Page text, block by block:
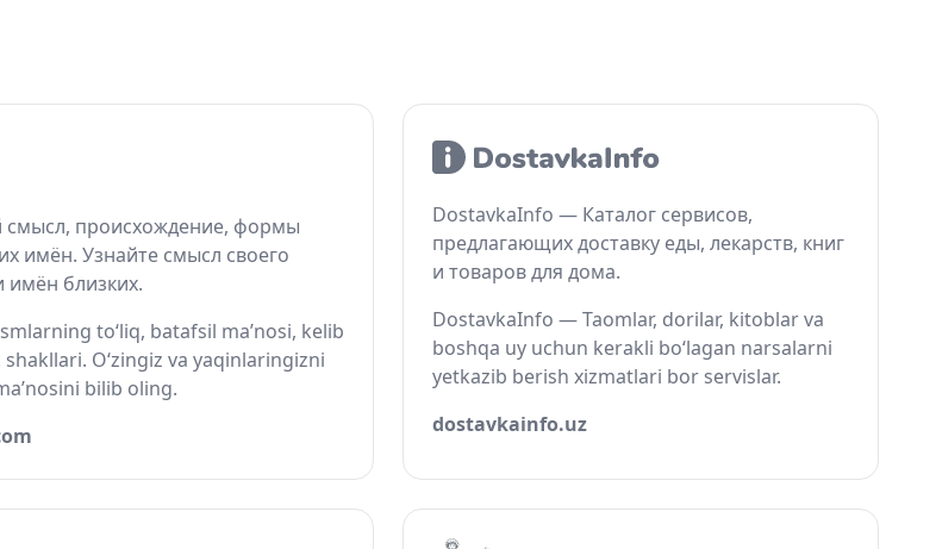
происхождение, формы
имён. Узнайте смысл своего
имён близких.
to‘liq, batafsil ma’nosi, kelib
O‘zingiz va yaqinlaringizni
bilib oling.
DostavkaInfo — Каталог сервисов,
предлагающих доставку еды, лекарств, книг
и товаров для дома.
DostavkaInfo — Taomlar, dorilar, kitoblar va
boshqa uy uchun kerakli bo‘lagan narsalarni
yetkazib berish xizmatlari bor servislar.
dostavkainfo.uz